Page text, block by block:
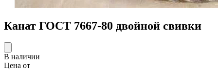
Канат ГОСТ 7667-80 двойной свивки
В наличии
Цена от